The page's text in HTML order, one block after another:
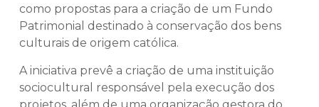
como propostas para a criação de um Fundo
Patrimonial destinado à conservação dos bens
culturais de origem católica.
A iniciativa prevê a criação de uma instituição
sociocultural responsável pela execução dos